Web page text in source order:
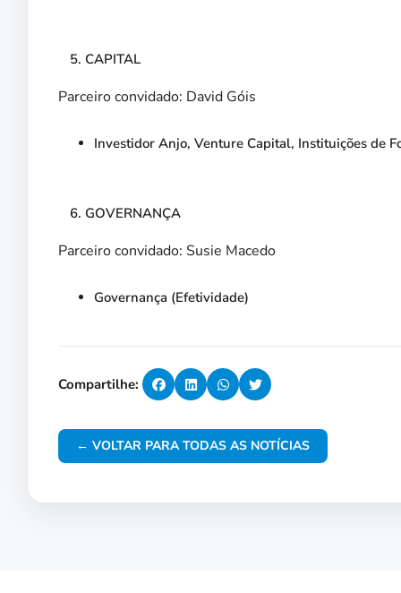
CAPITAL
Parceiro convidado: David Góis
Investidor Anjo, Venture Capital, Instituições de
GOVERNANÇA
Parceiro convidado: Susie Macedo
Governança (Efetividade)
Compartilhe:
← VOLTAR PARA TODAS AS NOTÍCIAS